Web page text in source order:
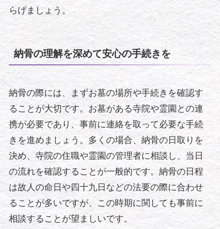
らげましょう。
納骨の理解を深めて安心の手続きを
納骨の際には、まずお墓の場所や手続きを確認す
ることが大切です。お墓がある寺院や霊園との連
携が必要であり、事前に連絡を取って必要な手続
きを進めましょう。多くの場合、納骨の日取りを
決め、寺院の住職や霊園の管理者に相談し、当日
の流れを確認することが一般的です。納骨の日程
は故人の命日や四十九日などの法要の際に合わせ
ることが多いですが、この時期に関しても事前に
相談することが望ましいです。